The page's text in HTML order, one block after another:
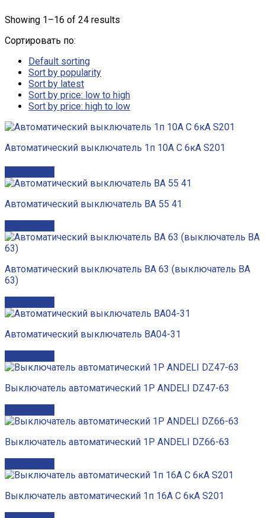
Showing 1–16 of 24 results
Сортировать по:
Default sorting
Sort by popularity
Sort by latest
Sort by price: low to high
Sort by price: high to low
Автоматический выключатель 1п 10А C 6кА S201
Автоматический выключатель ВА 55 41
Автоматический выключатель ВА 63 (выключатель ВА
63)
Автоматический выключатель ВА04-31
Выключатель автоматический 1P ANDELI DZ47-63
Выключатель автоматический 1P ANDELI DZ66-63
Выключатель автоматический 1п 16А C 6кА S201